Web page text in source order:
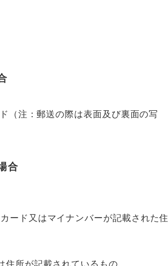
（注：郵送の際は表面及び裏面の写
合
ード又はマイナンバーが記載された住
住所が記載されているもの